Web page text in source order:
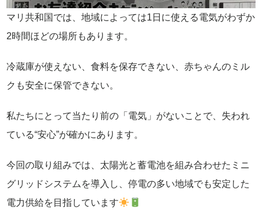
マリ共和国では、地域によっては1日に使える電気がわずか
2時間ほどの場所もあります。
冷蔵庫が使えない、食料を保存できない、赤ちゃんのミル
クも安全に保管できない。
私たちにとって当たり前の「電気」がないことで、失われ
ている“安心”が確かにあります。
今回の取り組みでは、太陽光と蓄電池を組み合わせたミニ
グリッドシステムを導入し、停電の多い地域でも安定した
電力供給を目指しています